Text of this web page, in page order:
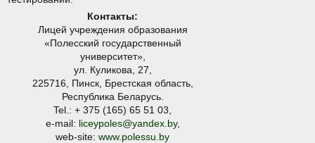
Контакты:
Лицей учреждения образования
«Полесский государственный
университет»,
ул. Куликова, 27,
225716, Пинск, Брестская область,
Республика Беларусь.
Tel.: + 375 (165) 65 51 03,
e-mail: liceypoles@yandex.by,
web-site: www.polessu.by